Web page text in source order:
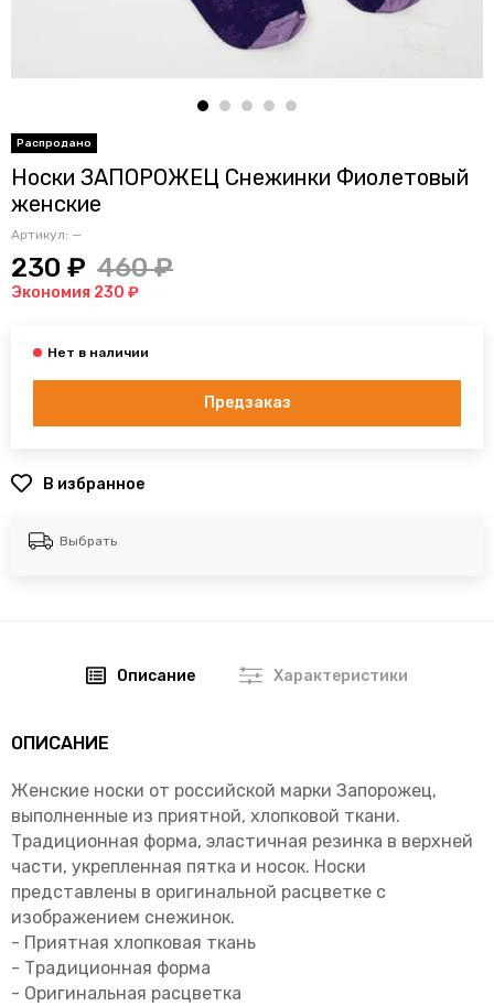
Носки ЗАПОРОЖЕЦ Снежинки Фиолетовый
женские
Артикул: —
230 ₽ 460 ₽
Экономия 230 ₽
Предзаказ
В избранное
Выбрать
Описание Характеристики
ОПИСАНИЕ
Женские носки от российской марки Запорожец,
выполненные из приятной, хлопковой ткани.
Традиционная форма, эластичная резинка в верхней
части, укрепленная пятка и носок. Носки
представлены в оригинальной расцветке с
изображением снежинок.
- Приятная хлопковая ткань
- Традиционная форма
- Оригинальная расцветка